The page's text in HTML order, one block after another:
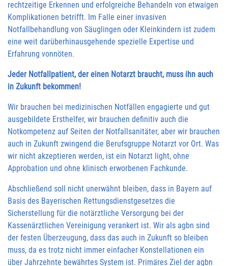
rechtzeitige Erkennen und erfolgreiche Behandeln von etwaigen
Komplikationen betrifft. Im Falle einer invasiven
Notfallbehandlung von Säuglingen oder Kleinkindern ist zudem
eine weit darüberhinausgehende spezielle Expertise und
Erfahrung vonnöten.
Jeder Notfallpatient, der einen Notarzt braucht, muss ihn auch
in Zukunft bekommen!
Wir brauchen bei medizinischen Notfällen engagierte und gut
ausgebildete Ersthelfer, wir brauchen definitiv auch die
Notkompetenz auf Seiten der Notfallsanitäter, aber wir brauchen
auch in Zukunft zwingend die Berufsgruppe Notarzt vor Ort. Was
wir nicht akzeptieren werden, ist ein Notarzt light, ohne
Approbation und ohne klinisch erworbenen Fachkunde.
Abschließend soll nicht unerwähnt bleiben, dass in Bayern auf
Basis des Bayerischen Rettungsdienstgesetzes die
Sicherstellung für die notärztliche Versorgung bei der
Kassenärztlichen Vereinigung verankert ist. Wir als agbn sind
der festen Überzeugung, dass das auch in Zukunft so bleiben
muss, da es trotz nicht immer einfacher Konstellationen ein
über Jahrzehnte bewährtes System ist. Primäres Ziel der agbn